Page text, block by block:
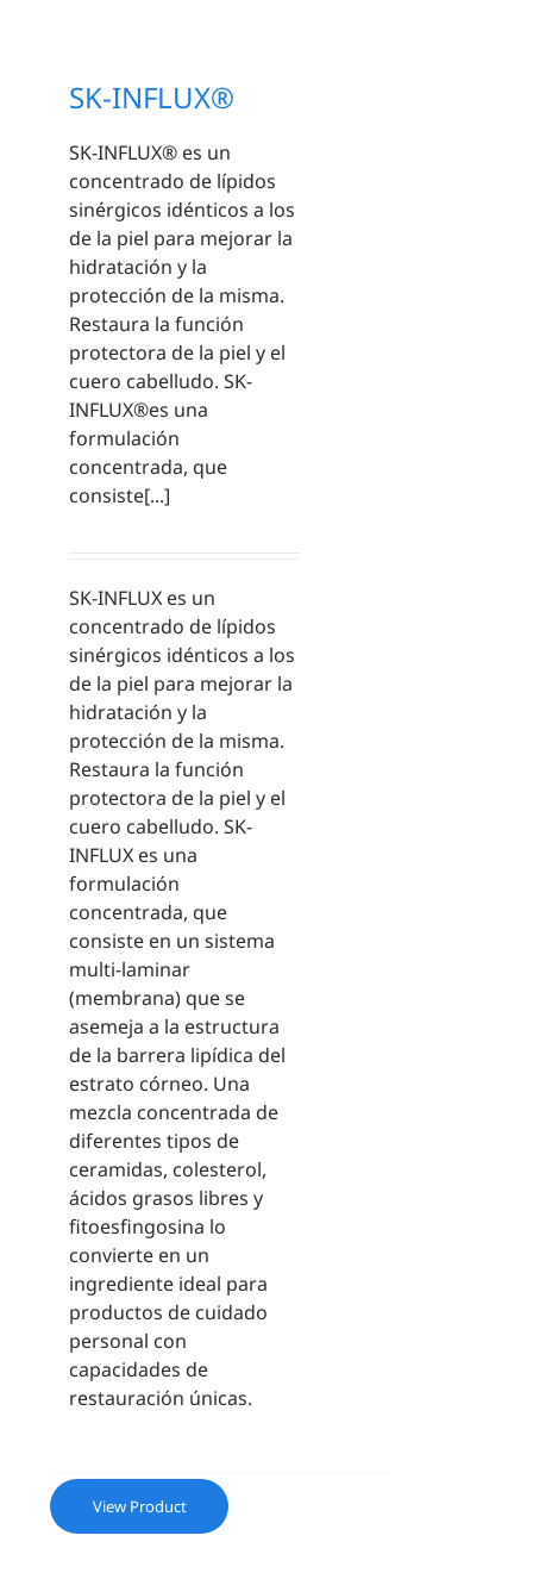
SK-INFLUX®
SK-INFLUX® es un
concentrado de lípidos
sinérgicos idénticos a los
de la piel para mejorar la
hidratación y la
protección de la misma.
Restaura la función
protectora de la piel y el
cuero cabelludo. SK-
INFLUX®es una
formulación
concentrada, que
consiste[...]
SK-INFLUX es un
concentrado de lípidos
sinérgicos idénticos a los
de la piel para mejorar la
hidratación y la
protección de la misma.
Restaura la función
protectora de la piel y el
cuero cabelludo. SK-
INFLUX es una
formulación
concentrada, que
consiste en un sistema
multi-laminar
(membrana) que se
asemeja a la estructura
de la barrera lipídica del
estrato córneo. Una
mezcla concentrada de
diferentes tipos de
ceramidas, colesterol,
ácidos grasos libres y
fitoesfingosina lo
convierte en un
ingrediente ideal para
productos de cuidado
personal con
capacidades de
restauración únicas.
View Product